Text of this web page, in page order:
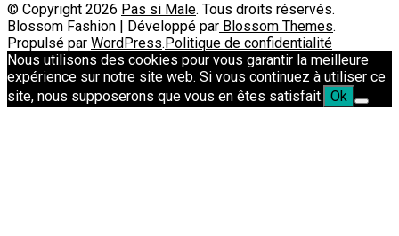
© Copyright 2026 Pas si Male. Tous droits réservés.
Blossom Fashion | Développé par Blossom Themes.
Propulsé par WordPress. Politique de confidentialité
Nous utilisons des cookies pour vous garantir la meilleure
expérience sur notre site web. Si vous continuez à utiliser ce
site, nous supposerons que vous en êtes satisfait. Ok